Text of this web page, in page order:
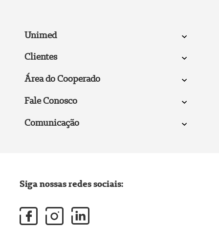
Unimed
Clientes
Área do Cooperado
Fale Conosco
Comunicação
Siga nossas redes sociais: